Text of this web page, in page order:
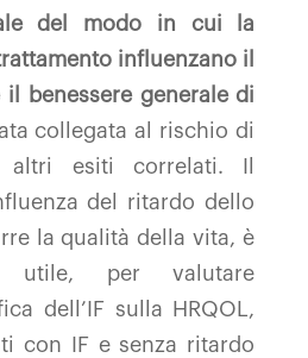
del modo in cui la
influenzano il
benessere generale di
collegata al rischio di
esiti correlati. Il
del ritardo dello
la qualità della vita, è
utile, per valutare
dell’IF sulla HRQOL,
con IF e senza ritardo